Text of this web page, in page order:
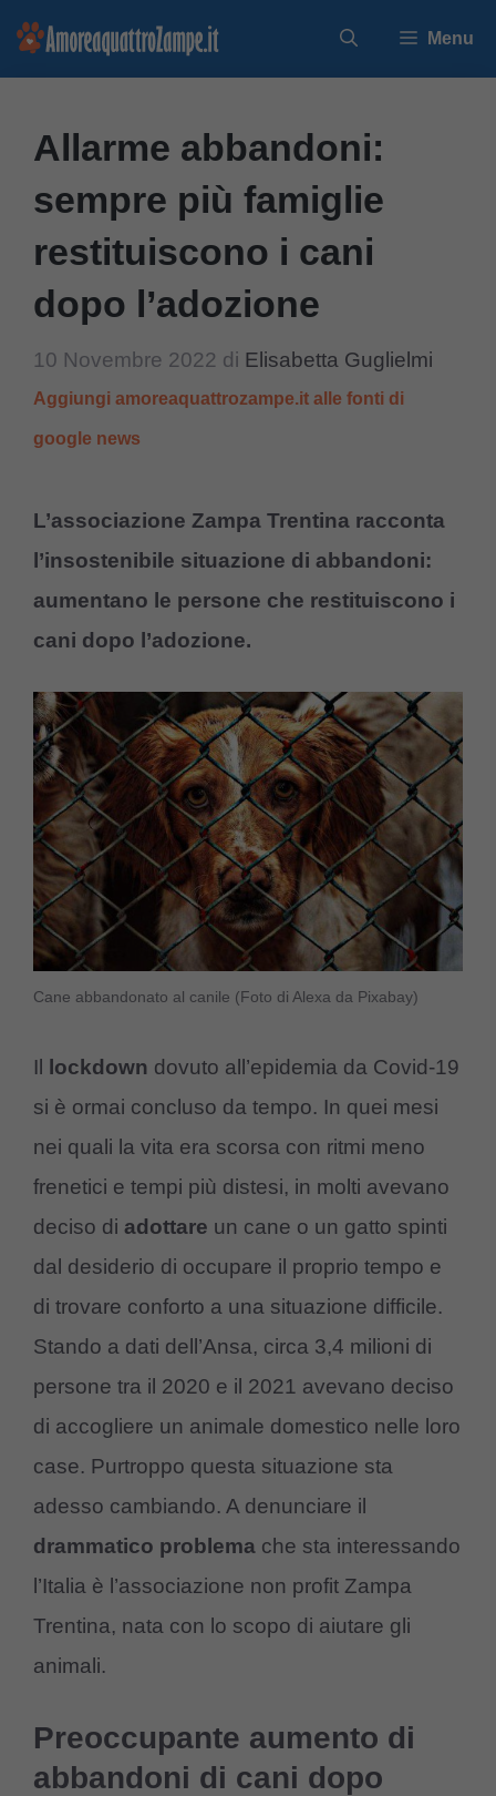
Vai
Menu
Allarme abbandoni:
sempre più famiglie
restituiscono i cani
dopo l’adozione
10 Novembre 2022 di Elisabetta Guglielmi
Aggiungi amoreaquattrozampe.it alle fonti di
google news
L’associazione Zampa Trentina racconta
l’insostenibile situazione di abbandoni:
aumentano le persone che restituiscono i
cani dopo l’adozione.
Cane abbandonato al canile (Foto di Alexa da Pixabay)
Il lockdown dovuto all’epidemia da Covid-19
si è ormai concluso da tempo. In quei mesi
nei quali la vita era scorsa con ritmi meno
frenetici e tempi più distesi, in molti avevano
deciso di adottare un cane o un gatto spinti
dal desiderio di occupare il proprio tempo e
di trovare conforto a una situazione difficile.
Stando a dati dell’Ansa, circa 3,4 milioni di
persone tra il 2020 e il 2021 avevano deciso
di accogliere un animale domestico nelle loro
case. Purtroppo questa situazione sta
adesso cambiando. A denunciare il
drammatico problema che sta interessando
l’Italia è l’associazione non profit Zampa
Trentina, nata con lo scopo di aiutare gli
animali.
Preoccupante aumento di
abbandoni di cani dopo